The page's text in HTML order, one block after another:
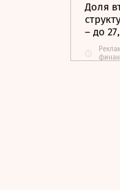
Доля
– до